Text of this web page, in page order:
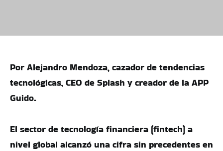
Por Alejandro Mendoza, cazador de tendencias
tecnológicas, CEO de Splash y creador de la APP
Guido.
El sector de tecnología financiera (fintech) a
nivel global alcanzó una cifra sin precedentes en